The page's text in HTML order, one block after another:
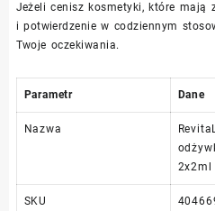
Jeżeli cenisz kosmetyki, które mają
i potwierdzenie w codziennym
Twoje oczekiwania.
Parametr Dane
Nazwa
2x2ml
SKU